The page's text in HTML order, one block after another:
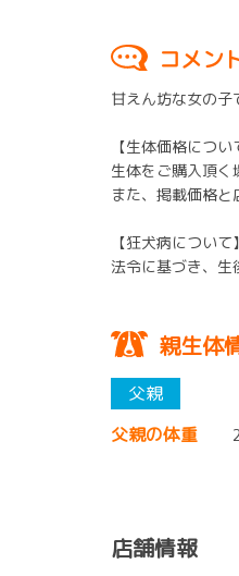
コメン
甘えん坊な女の子
【生体価格につい
生体をご購入頂く
また、掲載価格と
【狂犬病について】
法令に基づき、生
親生体
父親の体重
店舗情報